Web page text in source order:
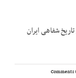
شفاهی ایران
0